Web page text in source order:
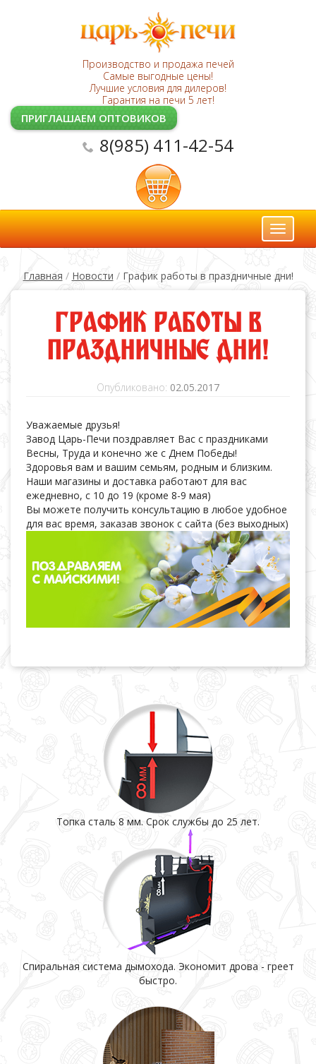
Производство и продажа печей
Самые выгодные цены!
Лучшие условия для дилеров!
Гарантия на печи 5 лет!
ПРИГЛАШАЕМ ОПТОВИКОВ
8(985) 411-42-54
Главная / Новости / График работы в праздничные дни!
ГРАФИК РАБОТЫ В
ПРАЗДНИЧНЫЕ ДНИ!
Опубликовано: 02.05.2017
Уважаемые друзья!
Завод Царь-Печи поздравляет Вас с праздниками
Весны, Труда и конечно же с Днем Победы!
Здоровья вам и вашим семьям, родным и близким.
Наши магазины и доставка работают для вас
ежедневно, с 10 до 19 (кроме 8-9 мая)
Вы можете получить консультацию в любое удобное
для вас время, заказав звонок с сайта (без выходных)
Топка сталь 8 мм. Срок службы до 25 лет.
Спиральная система дымохода. Экономит дрова - греет
быстро.